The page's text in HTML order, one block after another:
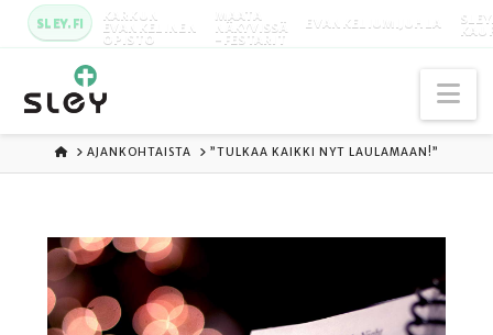
SLEY.FI KARKUN
EVANKELINEN
OPISTO
MAATA
NÄKYVISSÄ
-FESTARIT
EVANKELIUMIJUHLA
ETUSIVU
AJANKOHTAISTA ”TULKAA KAIKKI NYT LAULAMAAN!”